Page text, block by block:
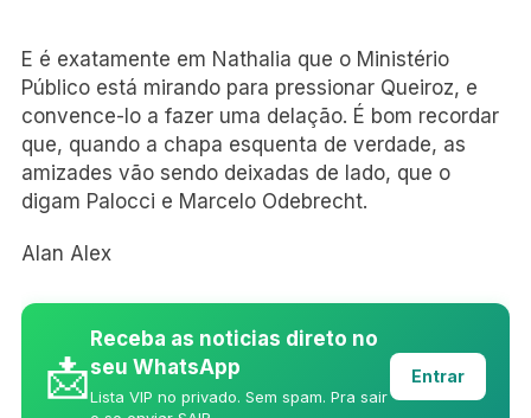
E é exatamente em Nathalia que o Ministério
Público está mirando para pressionar Queiroz, e
convence-lo a fazer uma delação. É bom recordar
que, quando a chapa esquenta de verdade, as
amizades vão sendo deixadas de lado, que o
digam Palocci e Marcelo Odebrecht.
Alan Alex
📩
Receba as noticias direto no
seu WhatsApp
Lista VIP no privado. Sem spam. Pra sair
Entrar